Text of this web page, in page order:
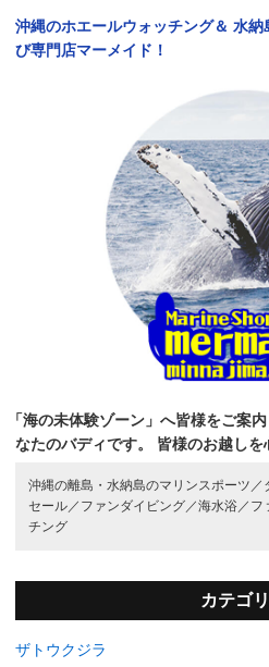
沖縄のホエールウォッチング＆ 水納
び専門店マーメイド！
「海の未体験ゾーン」へ皆様をご案内
なたのバディです。
皆様のお越しを
沖縄の離島・水納島のマリンスポーツ／
セール／ ファンダイビング／海水浴／ フ
チング
カテゴ
ザトウクジラ